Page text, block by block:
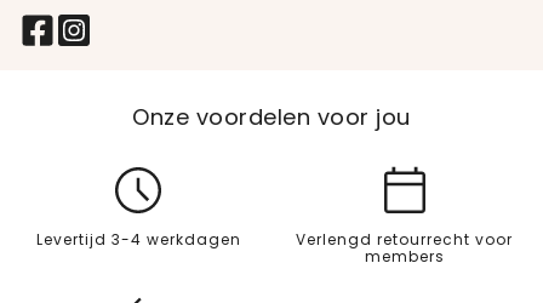
Onze voordelen voor jou
Levertijd 3-4 werkdagen
Verlengd retourrecht voor
members